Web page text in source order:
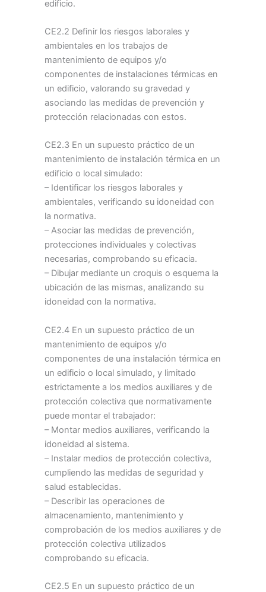
edificio.
CE2.2 Definir los riesgos laborales y
ambientales en los trabajos de
mantenimiento de equipos y/o
componentes de instalaciones térmicas en
un edificio, valorando su gravedad y
asociando las medidas de prevención y
protección relacionadas con estos.
CE2.3 En un supuesto práctico de un
mantenimiento de instalación térmica en un
edificio o local simulado:
– Identificar los riesgos laborales y
ambientales, verificando su idoneidad con
la normativa.
– Asociar las medidas de prevención,
protecciones individuales y colectivas
necesarias, comprobando su eficacia.
– Dibujar mediante un croquis o esquema la
ubicación de las mismas, analizando su
idoneidad con la normativa.
CE2.4 En un supuesto práctico de un
mantenimiento de equipos y/o
componentes de una instalación térmica en
un edificio o local simulado, y limitado
estrictamente a los medios auxiliares y de
protección colectiva que normativamente
puede montar el trabajador:
– Montar medios auxiliares, verificando la
idoneidad al sistema.
– Instalar medios de protección colectiva,
cumpliendo las medidas de seguridad y
salud establecidas.
– Describir las operaciones de
almacenamiento, mantenimiento y
comprobación de los medios auxiliares y de
protección colectiva utilizados
comprobando su eficacia.
CE2.5 En un supuesto práctico de un